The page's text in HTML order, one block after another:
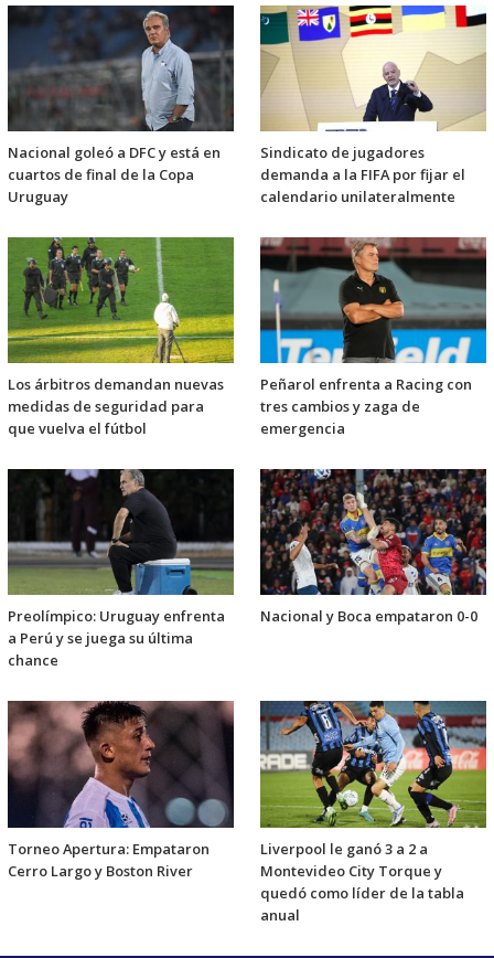
Nacional goleó a DFC y está en
cuartos de final de la Copa
Uruguay
Sindicato de jugadores
demanda a la FIFA por fijar el
calendario unilateralmente
Los árbitros demandan nuevas
medidas de seguridad para
que vuelva el fútbol
Peñarol enfrenta a Racing con
tres cambios y zaga de
emergencia
Preolímpico: Uruguay enfrenta
a Perú y se juega su última
chance
Nacional y Boca empataron 0-0
Torneo Apertura: Empataron
Cerro Largo y Boston River
Liverpool le ganó 3 a 2 a
Montevideo City Torque y
quedó como líder de la tabla
anual